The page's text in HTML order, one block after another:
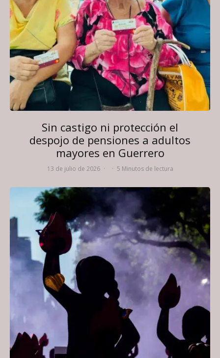
Sin castigo ni protección el
despojo de pensiones a adultos
mayores en Guerrero
13 de julio de 2026 · · 5 Minutos de lectura